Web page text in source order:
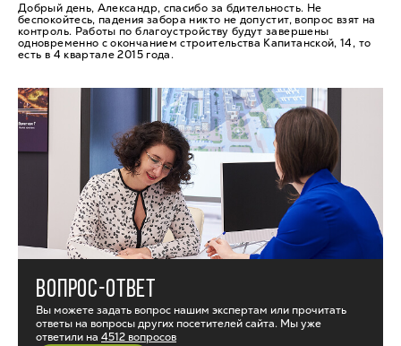
Добрый день, Александр, спасибо за бдительность. Не
беспокойтесь, падения забора никто не допустит, вопрос взят на
контроль. Работы по благоустройству будут завершены
одновременно с окончанием строительства Капитанской, 14, то
есть в 4 квартале 2015 года.
ВОПРОС-ОТВЕТ
Вы можете задать вопрос нашим экспертам или прочитать
ответы на вопросы других посетителей сайта. Мы уже
ответили на 4512 вопросов